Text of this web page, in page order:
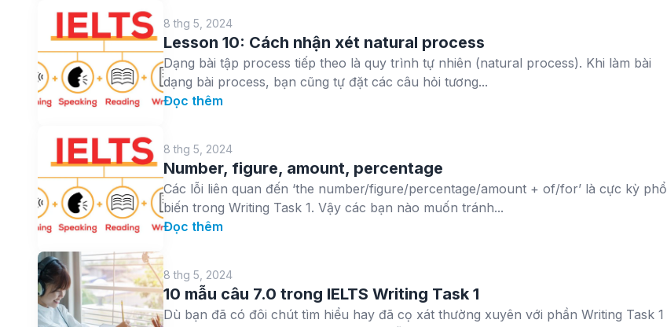
8 thg 5, 2024
Lesson 10: Cách nhận xét natural process
Dạng bài tập process tiếp theo là quy trình tự nhiên (natural process). Khi làm bài
dạng bài process, bạn cũng tự đặt các câu hỏi tương...
Đọc thêm
8 thg 5, 2024
Number, figure, amount, percentage
Các lỗi liên quan đến ‘the number/figure/percentage/amount + of/for’ là cực kỳ phổ
biến trong Writing Task 1. Vậy các bạn nào muốn tránh...
Đọc thêm
8 thg 5, 2024
10 mẫu câu 7.0 trong IELTS Writing Task 1
Dù bạn đã có đôi chút tìm hiểu hay đã cọ xát thường xuyên với phần Writing Task 1